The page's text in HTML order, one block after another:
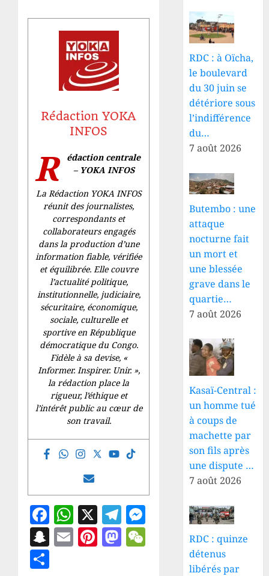
Rédaction YOKA
INFOS
R
édaction centrale
– YOKA INFOS
La Rédaction YOKA INFOS
réunit des journalistes,
correspondants et
collaborateurs engagés
dans la production d’une
information fiable, vérifiée
et équilibrée. Elle couvre
l’actualité politique,
institutionnelle, judiciaire,
sécuritaire, économique,
sociale, culturelle et
sportive en République
démocratique du Congo.
Fidèle à sa devise, «
Informer. Inspirer. Unir.»,
la rédaction place la
rigueur, l’éthique et
l’intérêt public au cœur de
son travail.
Facebook
WhatsApp
X Telegram
Messenger
Snapchat
EmailPinterest
Mastodon
WeChat
RDC : à Oïcha,
le boulevard
du 30 juin se
détériore sous
l’indifférence
du…
7 août 2026
Butembo : une
attaque
nocturne fait
un mort et
une blessée
grave dans le
quartie…
7 août 2026
Kasaï-Central :
un homme tué
à coups de
machette par
son fils après
une dispute …
7 août 2026
RDC : quinze
détenus
libérés par